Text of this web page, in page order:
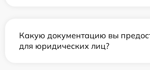
Какую документацию вы
для юридических лиц?